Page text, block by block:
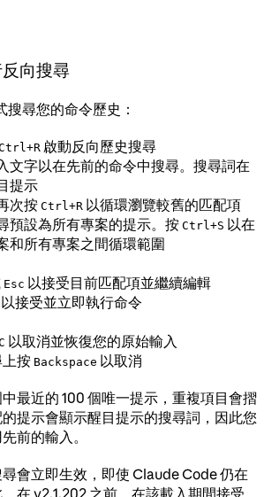
向搜尋
搜尋您的命令歷史：
啟動反向歷史搜尋
文字以在先前的命令中搜尋。搜尋詞在
提示
次按 Ctrl+R 以循環瀏覽較舊的匹配項
預設為所有專案的提示。按 Ctrl+S 以在
和所有專案之間循環範圍
Esc 以接受目前匹配項並繼續編輯
以接受並立即執行命令
以取消並恢復您的原始輸入
按 Backspace 以取消
最近的 100 個唯一提示，重複項目會摺
提示會顯示醒目提示的搜尋詞，因此您
前的輸入。
會立即生效，即使 Claude Code 仍在